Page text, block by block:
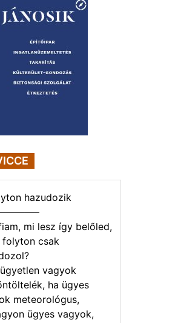
hazudozik
mi lesz így belőled,
folyton csak
vagyok
ha ügyes
meteorológus,
ügyes vagyok,